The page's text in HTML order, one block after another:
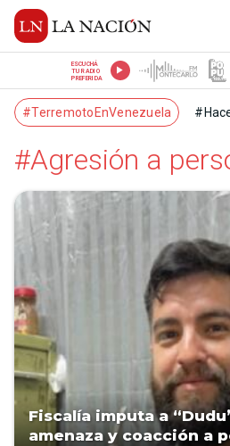
ESCUCHÁ
TU RADIO
PREFERIDA
#TerremotoEnVenezuela
#Agresión a
Fiscalía imputa a
amenaza y coacción a